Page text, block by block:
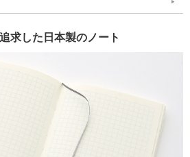
求した日本製のノート